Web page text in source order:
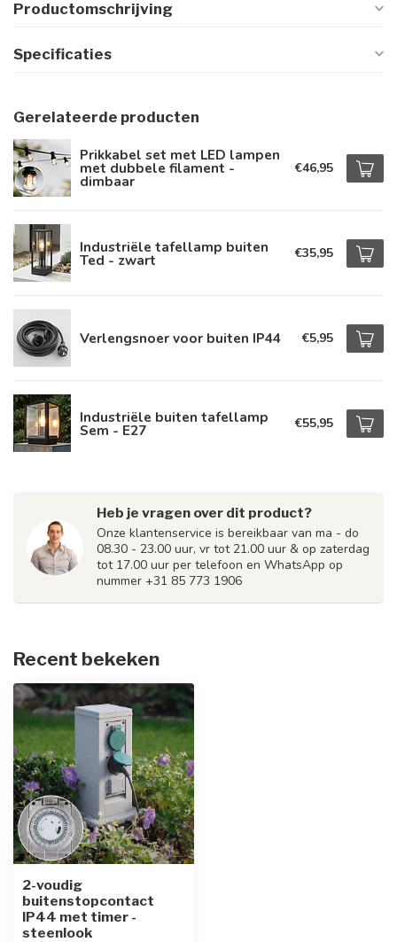
Productomschrijving
Specificaties
Gerelateerde producten
Prikkabel set met LED lampen
met dubbele filament -
dimbaar
€46,95
Industriële tafellamp buiten
Ted - zwart €35,95
Verlengsnoer voor buiten IP44 €5,95
Industriële buiten tafellamp
Sem - E27 €55,95
Heb je vragen over dit product?
Onze klantenservice is bereikbaar van ma - do
08.30 - 23.00 uur, vr tot 21.00 uur & op zaterdag
tot 17.00 uur per telefoon en WhatsApp op
nummer +31 85 773 1906
Recent bekeken
2-voudig
buitenstopcontact
IP44 met timer -
steenlook